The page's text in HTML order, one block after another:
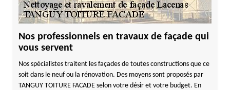
Nos professionnels en travaux de façade qui
vous servent
Nos spécialistes traitent les façades de toutes constructions que ce
soit dans le neuf ou la rénovation. Des moyens sont proposés par
TANGUY TOITURE FACADE selon votre désir et votre budget. En